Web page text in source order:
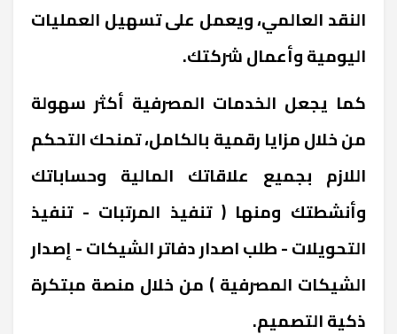
النقد العالمي، ويعمل على تسهيل العمليات
اليومية وأعمال شركتك.
كما يجعل الخدمات المصرفية أكثر سهولة
من خلال مزايا رقمية بالكامل، تمنحك التحكم
اللازم بجميع علاقاتك المالية وحساباتك
وأنشطتك ومنها ( تنفيذ المرتبات - تنفيذ
التحويلات - طلب اصدار دفاتر الشيكات - إصدار
الشيكات المصرفية ) من خلال منصة مبتكرة
ذكية التصميم.